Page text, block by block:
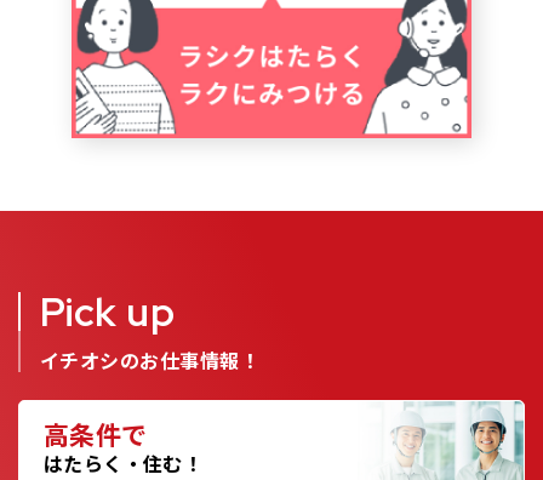
Pick up
イチオシのお仕事情報！
高条件で
はたらく・住む！